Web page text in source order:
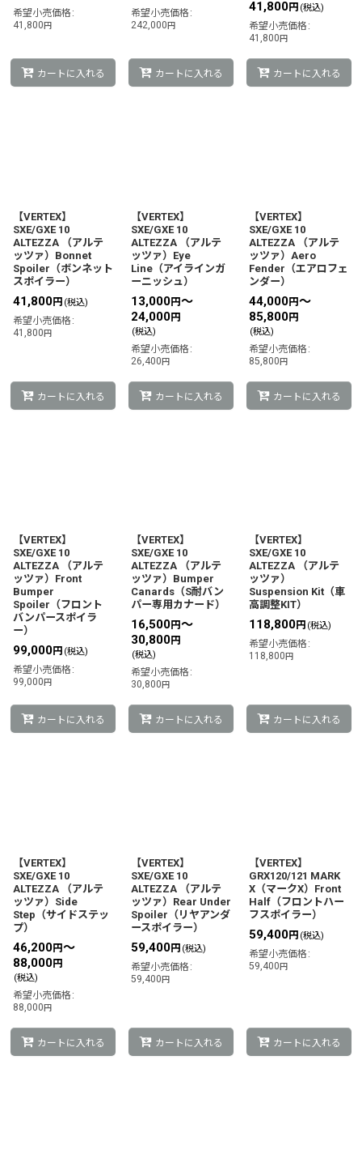
希望小売価格 :
41,800円
カートに入れる
希望小売価格 :
242,000円
カートに入れる
41,800円 (税込)
希望小売価格 :
41,800円
カートに入れる
【VERTEX】
SXE/GXE 10
ALTEZZA （アルテ
ッツァ）Bonnet
Spoiler（ボンネット
スポイラー）
41,800円 (税込)
希望小売価格 :
41,800円
カートに入れる
【VERTEX】
SXE/GXE 10
ALTEZZA （アルテ
ッツァ）Eye
Line（アイラインガ
ーニッシュ）
13,000円～
24,000円
(税込)
希望小売価格 :
26,400円
カートに入れる
【VERTEX】
SXE/GXE 10
ALTEZZA （アルテ
ッツァ）Aero
Fender（エアロフェ
ンダー）
44,000円～
85,800円
(税込)
希望小売価格 :
85,800円
カートに入れる
【VERTEX】
SXE/GXE 10
ALTEZZA （アルテ
ッツァ）Front
Bumper
Spoiler（フロント
バンパースポイラ
ー）
99,000円 (税込)
希望小売価格 :
99,000円
カートに入れる
【VERTEX】
SXE/GXE 10
ALTEZZA （アルテ
ッツァ）Bumper
Canards（S耐バン
パー専用カナード）
16,500円～
30,800円
(税込)
希望小売価格 :
30,800円
カートに入れる
【VERTEX】
SXE/GXE 10
ALTEZZA （アルテ
ッツァ）
Suspension Kit（車
高調整KIT）
118,800円 (税込)
希望小売価格 :
118,800円
カートに入れる
【VERTEX】
SXE/GXE 10
ALTEZZA （アルテ
ッツァ）Side
Step（サイドステッ
プ）
46,200円～
88,000円
(税込)
希望小売価格 :
88,000円
カートに入れる
【VERTEX】
SXE/GXE 10
ALTEZZA （アルテ
ッツァ）Rear Under
Spoiler（リヤアンダ
ースポイラー）
59,400円 (税込)
希望小売価格 :
59,400円
カートに入れる
【VERTEX】
GRX120/121 MARK
X（マークX）Front
Half（フロントハー
フスポイラー）
59,400円 (税込)
希望小売価格 :
59,400円
カートに入れる